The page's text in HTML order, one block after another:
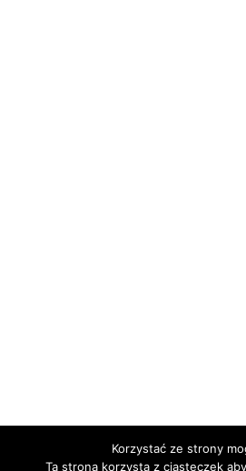
Godziny
Korzystać ze strony
Ta strona korzysta z ciasteczek